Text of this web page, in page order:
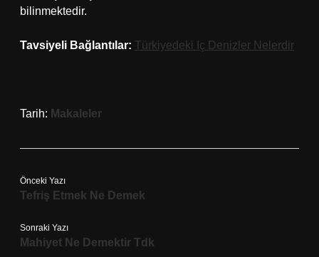
bilinmektedir.
Tavsiyeli Bağlantılar: Türkiyedeki Iç Denizler Nelerdir
Tarih: Makaleler
Önceki Yazı
Tefriş Etmek Ne Demek
Sonraki Yazı
Mahiyet Ne Demektir Tdk